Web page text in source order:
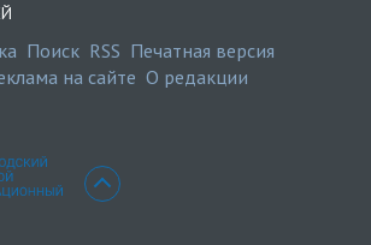
Поиск RSS Печатная версия
на сайте О редакции